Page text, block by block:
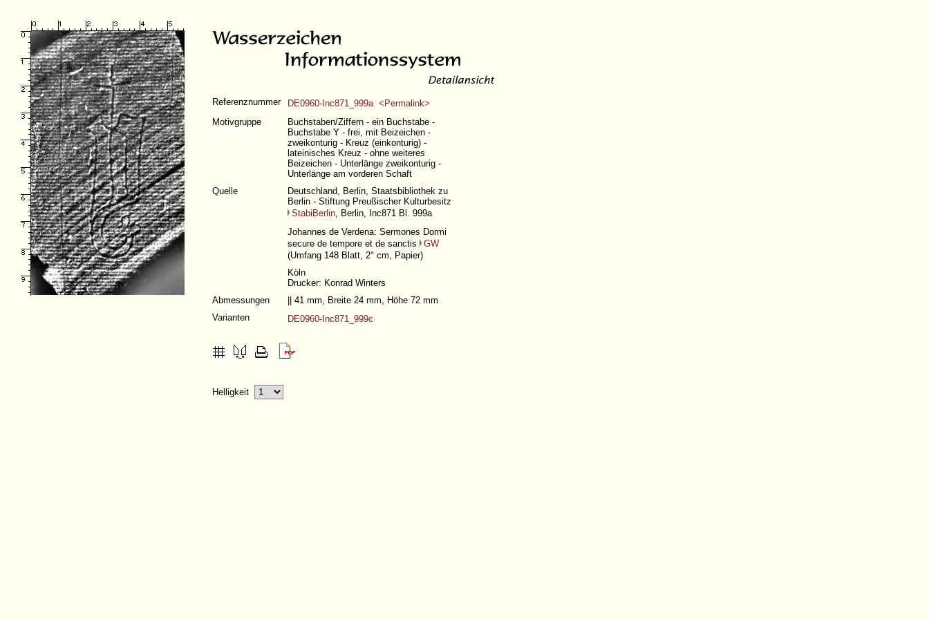
Referenznummer
DE0960-Inc871_999a <Permalink>
Motivgruppe
Buchstaben/Ziffern - ein Buchstabe -
Buchstabe Y - frei, mit Beizeichen -
zweikonturig - Kreuz (einkonturig) -
lateinisches Kreuz - ohne weiteres
Beizeichen - Unterlänge zweikonturig -
Unterlänge am vorderen Schaft
Quelle
Deutschland, Berlin, Staatsbibliothek zu
Berlin - Stiftung Preußischer Kulturbesitz
StabiBerlin, Berlin, Inc871 Bl. 999a
Johannes de Verdena: Sermones Dormi
secure de tempore et de sanctis
GW
(Umfang 148 Blatt, 2° cm, Papier)
Köln
Drucker: Konrad Winters
Abmessungen
|| 41 mm, Breite 24 mm, Höhe 72 mm
Varianten
DE0960-Inc871_999c
Helligkeit